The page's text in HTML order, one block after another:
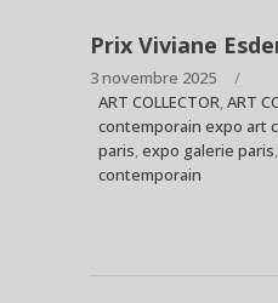
Prix Viviane
3 novembre 2025
ART COLLECTOR,ART
contemporain expo art
paris,expo galerie paris,
contemporain